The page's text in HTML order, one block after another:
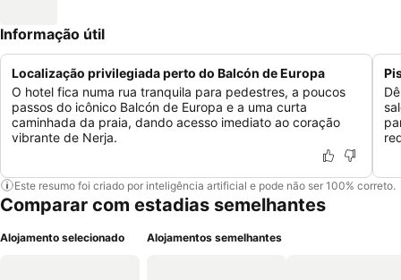
Informação útil
Localização privilegiada perto do Balcón de Europa
O hotel fica numa rua tranquila para pedestres, a poucos
passos do icônico Balcón de Europa e a uma curta
caminhada da praia, dando acesso imediato ao coração
vibrante de Nerja.
Este resumo foi criado por inteligência artificial e pode não ser 100% correto.
Comparar com estadias semelhantes
Alojamento selecionado Alojamentos semelhantes